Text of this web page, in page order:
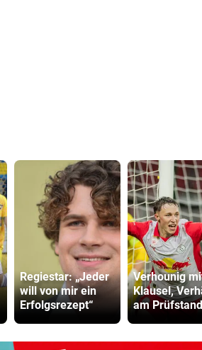
Regiestar: „Jeder
will von mir ein
Erfolgsrezept“
Verhounig
Klausel,
am Prüfstand